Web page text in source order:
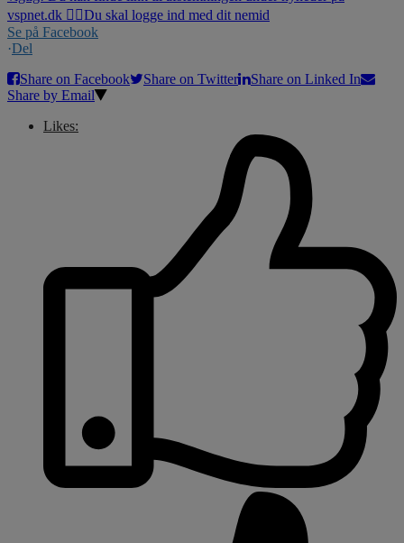
Se på Facebook
·Del
Share on Facebook
Share on Twitter
Share on Linked In
Share by Email
Likes: